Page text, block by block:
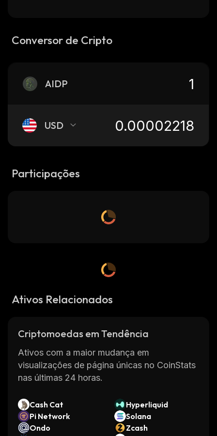
Conversor de Cripto
AIDP
USD
Participações
Ativos Relacionados
Criptomoedas em Tendência
Ativos com a maior mudança em
visualizações de página únicas no CoinStats
nas últimas 24 horas.
Cash Cat
Hyperliquid
Pi Network
Solana
Ondo
Zcash